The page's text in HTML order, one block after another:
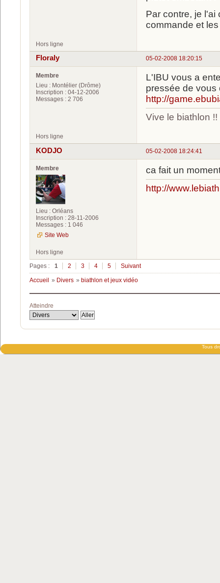
Par contre, je l'ai
commande et
Hors ligne
05-02-2008 18:20:15
Floraly
Membre
Lieu : Montélier (Drôme)
Inscription : 04-12-2006
Messages : 2 706
L'IBU vous a
pressée de vous
http://
Vive le biathlon !!
Hors ligne
05-02-2008 18:24:41
KODJO
Membre
Lieu : Orléans
Inscription : 28-11-2006
Messages : 1 046
Site Web
ca fait un
http://
Hors ligne
Pages :
1 2 3 4 5 Suivant
Accueil » Divers » biathlon et jeux vidéo
Atteindre
Tous